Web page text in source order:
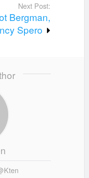
Next Post:
Bergman,
Spero